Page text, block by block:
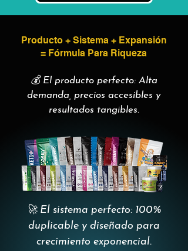
Producto + Sistema + Expansión
= Fórmula Para Riqueza
💰 El producto perfecto: Alta
demanda, precios accesibles y
resultados tangibles.
🚀 El sistema perfecto: 100%
duplicable y diseñado para
crecimiento exponencial.